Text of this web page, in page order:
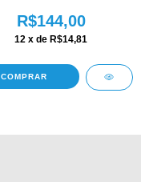
R$144,00
12 x de R$14,81
COMPRAR